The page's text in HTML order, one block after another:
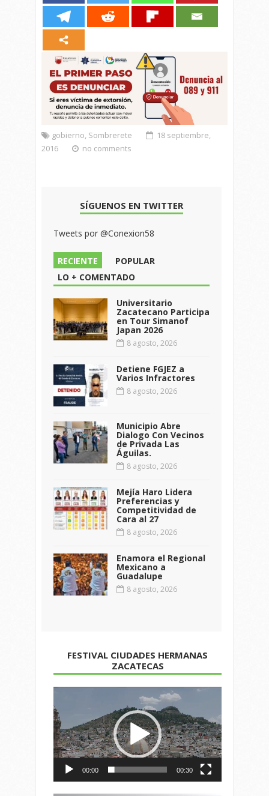
gobierno, Sombrerete
18 septiembre,
2016
no comments
SÍGUENOS EN TWITTER
Tweets por @Conexion58
RECIENTE
POPULAR
LO + COMENTADO
Universitario
Zacatecano Participa
en Tour Simanof
Japan 2026
8 agosto, 2026
Detiene FGJEZ a
Varios Infractores
8 agosto, 2026
Municipio Abre
Dialogo Con Vecinos
de Privada Las
Águilas.
8 agosto, 2026
Mejía Haro Lidera
Preferencias y
Competitividad de
Cara al 27
8 agosto, 2026
Enamora el Regional
Mexicano a
Guadalupe
8 agosto, 2026
FESTIVAL CIUDADES HERMANAS
ZACATECAS
de
vídeo
00:00 00:30